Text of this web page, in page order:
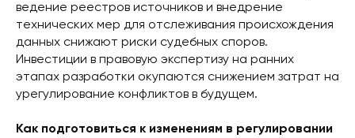
ведение реестров источников и внедрение
технических мер для отслеживания происхождения
данных снижают риски судебных споров.
Инвестиции в правовую экспертизу на ранних
этапах разработки окупаются снижением затрат на
урегулирование конфликтов в будущем.
Как подготовиться к изменениям в регулировании